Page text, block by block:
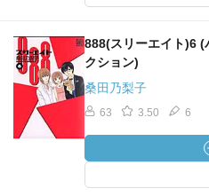
888(スリーエイト)6 (
クション)
桑田乃梨子
63 3.50 6